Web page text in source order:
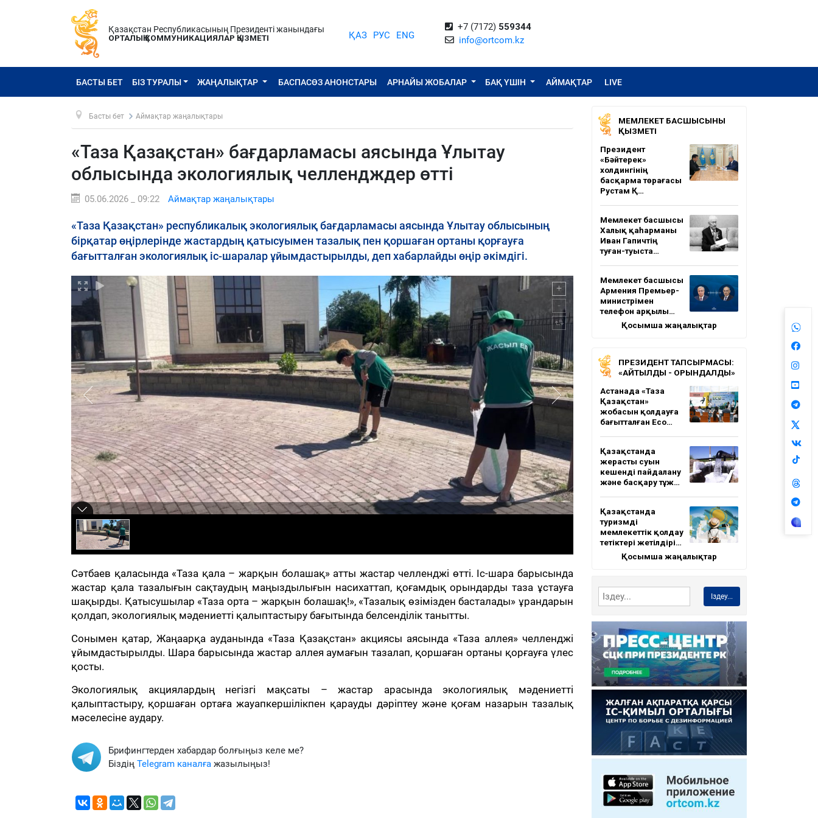
Қазақстан Республикасының Президенті жанындағы
ОРТАЛЫҚ КОММУНИКАЦИЯЛАР ҚЫЗМЕТІ
ҚАЗ РУС ENG
+7 (7172) 559344
info@ortcom.kz
БАСТЫ БЕТ БІЗ ТУРАЛЫ ЖАҢАЛЫҚТАР БАСПАСӨЗ АНОНСТАРЫ АРНАЙЫ ЖОБАЛАР БАҚ ҮШІН АЙМАҚТАР LIVE
Басты бет Аймақтар жаңалықтары
«Таза Қазақстан» бағдарламасы аясында Ұлытау
облысында экологиялық челлендждер өтті
05.06.2026 _ 09:22 Аймақтар жаңалықтары
«Таза Қазақстан» республикалық экологиялық бағдарламасы аясында Ұлытау облысының
бірқатар өңірлерінде жастардың қатысуымен тазалық пен қоршаған ортаны қорғауға
бағытталған экологиялық іс-шаралар ұйымдастырылды, деп хабарлайды өңір әкімдігі.
Сәтбаев қаласында «Таза қала – жарқын болашақ» атты жастар челленджі өтті. Іс-шара барысында
жастар қала тазалығын сақтаудың маңыздылығын насихаттап, қоғамдық орындарды таза ұстауға
шақырды. Қатысушылар «Таза орта – жарқын болашақ!», «Тазалық өзімізден басталады» ұрандарын
қолдап, экологиялық мәдениетті қалыптастыру бағытында белсенділік танытты.
Сонымен қатар, Жаңаарқа ауданында «Таза Қазақстан» акциясы аясында «Таза аллея» челленджі
ұйымдастырылды. Шара барысында жастар аллея аумағын тазалап, қоршаған ортаны қорғауға үлес
қосты.
Экологиялық акциялардың негізгі мақсаты – жастар арасында экологиялық мәдениетті
қалыптастыру, қоршаған ортаға жауапкершілікпен қарауды дәріптеу және қоғам назарын тазалық
мәселесіне аудару.
Брифингтерден хабардар болғыңыз келе ме?
Біздің Telegram каналға жазылыңыз!
МЕМЛЕКЕТ БАСШЫСЫНЫҢ
ҚЫЗМЕТІ
Президент
«Бәйтерек»
холдингінің
басқарма төрағасы
Рустам Қ…
Мемлекет басшысы
Халық қаһарманы
Иван Гапичтің
туған-туыста…
Мемлекет басшысы
Армения Премьер-
министрімен
телефон арқылы…
Қосымша жаңалықтар
ПРЕЗИДЕНТ ТАПСЫРМАСЫ:
«АЙТЫЛДЫ - ОРЫНДАЛДЫ»
Астанада «Таза
Қазақстан»
жобасын қолдауға
бағытталған Eco…
Қазақстанда
жерасты суын
кешенді пайдалану
және басқару тұж…
Қазақстанда
туризмді
мемлекеттік қолдау
тетіктері жетілдірі…
Қосымша жаңалықтар
Іздеу...